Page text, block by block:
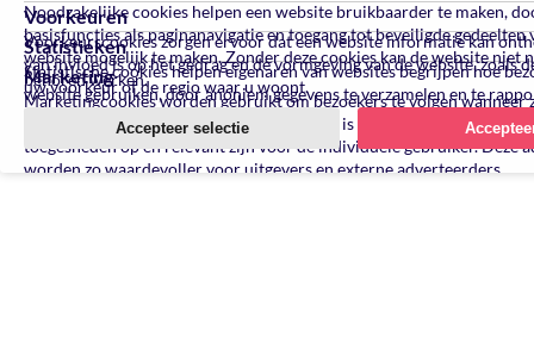
Noodzakelijke cookies helpen een website bruikbaarder te maken,
basisfuncties als paginanavigatie en toegang tot beveiligde gedeelten
website mogelijk te maken. Zonder deze cookies kan de website niet
behoren werken.
Voorkeuren
Voorkeurscookies zorgen ervoor dat een website informatie kan
van invloed is op het gedrag en de vormgeving van de website, zoals
uw voorkeur of de regio waar u woont.
Statistieken
Statistische cookies helpen eigenaren van websites begrijpen hoe
website gebruiken, door anoniem gegevens te verzamelen en te
Marketing
Marketingcookies worden gebruikt om bezoekers te volgen wanneer
verschillende websites bezoeken. Hun doel is advertenties
toegesneden op en relevant zijn voor de individuele gebruiker. Deze
worden zo waardevoller voor uitgevers en externe adverteerders.
Accepteer selectie